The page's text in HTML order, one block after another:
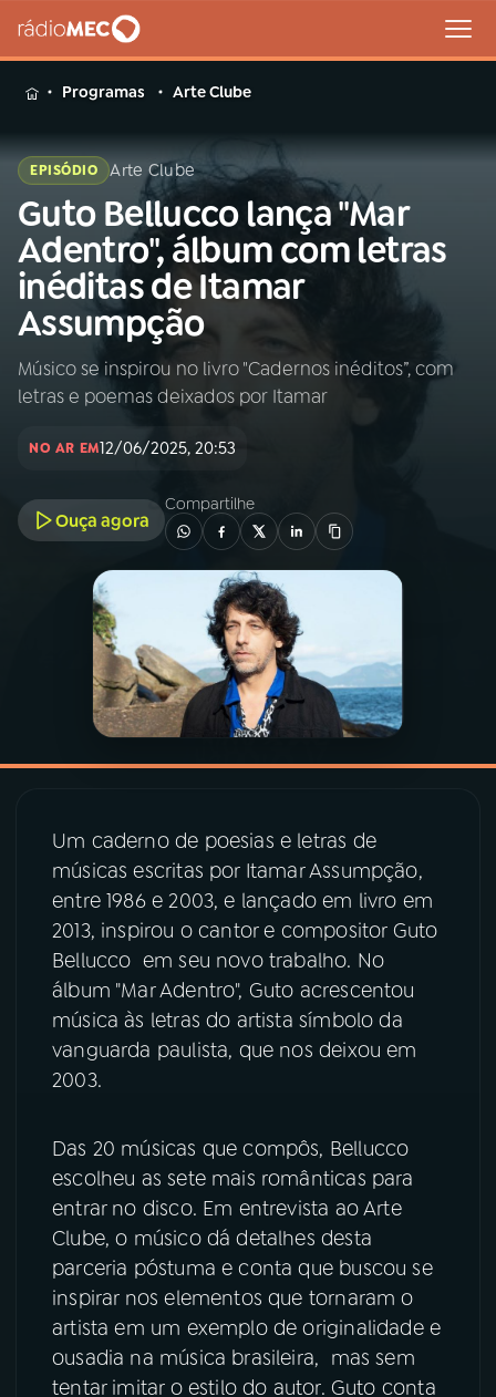
MENU
Buscar
na
Rádio
MEC
Buscar
Início
01INÍCIO
PROGRAMAÇÃO
PROGRAMAS
PODCASTS
06VIDEOCASTS
07 ÚLTIMAS
08PRÊMIO RÁDIO MEC
ACOMPANHE A RÁDIO MEC
Facebook
TikTok
Programas Arte Clube
EPISÓDIO Arte Clube
Guto Bellucco lança "Mar
Adentro", álbum com letras
inéditas de Itamar
Assumpção
Músico se inspirou no livro "Cadernos inéditos”, com
letras e poemas deixados por Itamar
NO AR EM12/06/2025, 20:53
Ouça agora
Compartilhe
Um caderno de poesias e letras de
músicas escritas por Itamar Assumpção,
entre 1986 e 2003, e lançado em livro em
2013, inspirou o cantor e compositor Guto
Bellucco em seu novo trabalho. No
álbum "Mar Adentro", Guto acrescentou
música às letras do artista símbolo da
vanguarda paulista, que nos deixou em
2003.
Das 20 músicas que compôs, Bellucco
escolheu as sete mais românticas para
entrar no disco. Em entrevista ao Arte
Clube, o músico dá detalhes desta
parceria póstuma e conta que buscou se
inspirar nos elementos que tornaram o
artista em um exemplo de originalidade e
ousadia na música brasileira, mas sem
tentar imitar o estilo do autor. Guto conta